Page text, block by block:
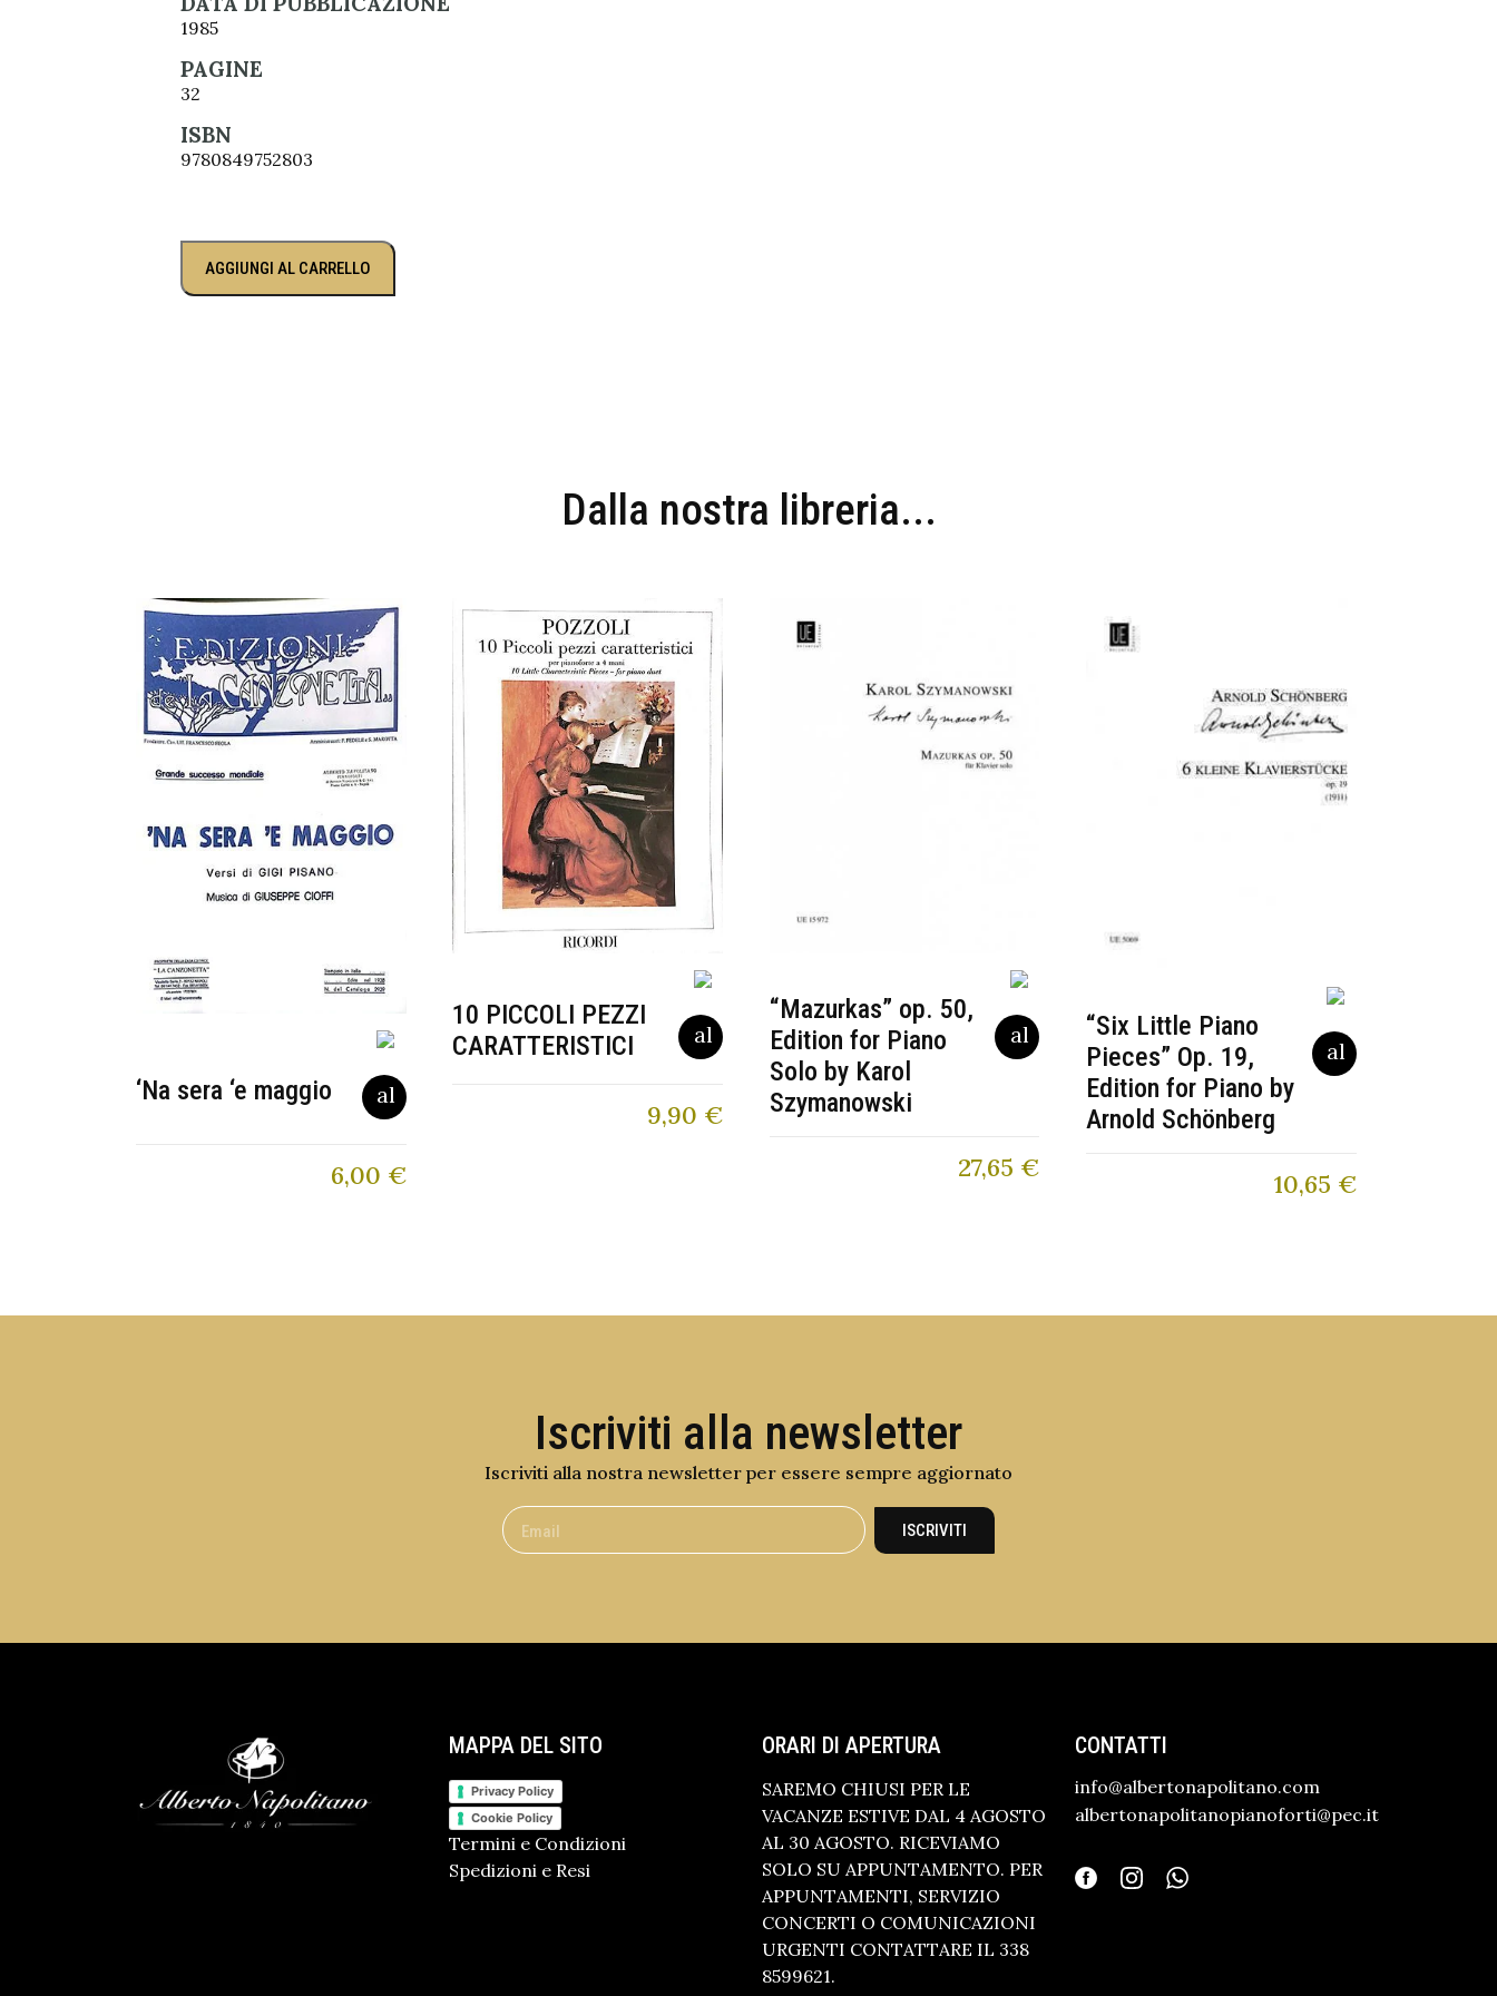
1985
PAGINE
32
ISBN
9780849752803
AGGIUNGI AL CARRELLO
Dalla nostra libreria...
‘Na sera ‘e maggio
6,00 €
10 PICCOLI PEZZI
CARATTERISTICI
9,90 €
“Mazurkas” op. 50,
Edition for Piano
Solo by Karol
Szymanowski
27,65 €
“Six Little Piano
Pieces” Op. 19,
Edition for Piano by
Arnold Schönberg
10,65 €
Iscriviti alla newsletter
Iscriviti alla nostra newsletter per essere sempre aggiornato
ISCRIVITI
MAPPA DEL SITO
Privacy Policy
Cookie Policy
Termini e Condizioni
Spedizioni e Resi
ORARI DI APERTURA
SAREMO CHIUSI PER LE
VACANZE ESTIVE DAL 4 AGOSTO
AL 30 AGOSTO. RICEVIAMO
SOLO SU APPUNTAMENTO. PER
APPUNTAMENTI, SERVIZIO
CONCERTI O COMUNICAZIONI
URGENTI CONTATTARE IL 338
8599621.
CONTATTI
info@albertonapolitano.com
albertonapolitanopianoforti@pec.it